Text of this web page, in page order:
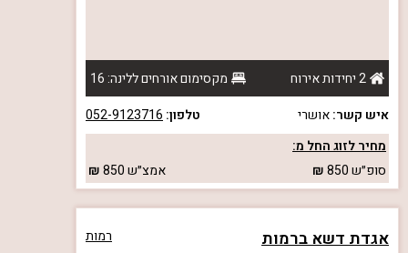
2 יחידות אירוח
מקסימום אורחים ללינה: 16
איש קשר:אושרי טלפון: 052-9123716
מחיר לזוג החל מ:
סופ״ש850 אמצ״ש850
אגדת דשא ברמות רמות